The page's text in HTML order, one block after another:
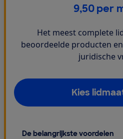
€
9,50per
Het meest complete
beoordeelde producten
juridische
Kies
De belangrijkste voordelen